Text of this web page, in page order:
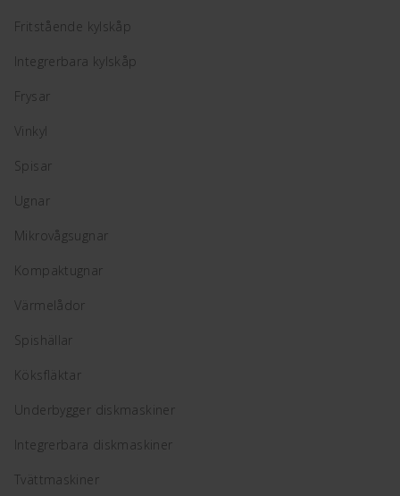
Fritstående kylskåp
Integrerbara kylskåp
Frysar
Vinkyl
Spisar
Ugnar
Mikrovågsugnar
Kompaktugnar
Värmelådor
Spishällar
Köksfläktar
Underbygger diskmaskiner
Integrerbara diskmaskiner
Tvättmaskiner